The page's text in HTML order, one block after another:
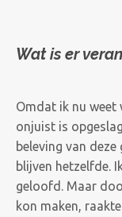
Wat is er
Omdat ik nu
onjuist is
beleving van
blijven hetzelfde.
geloofd. Maar
kon maken,